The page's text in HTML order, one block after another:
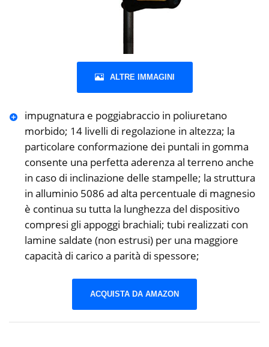
ALTRE IMMAGINI
impugnatura e poggiabraccio in poliuretano
morbido; 14 livelli di regolazione in altezza; la
particolare conformazione dei puntali in gomma
consente una perfetta aderenza al terreno anche
in caso di inclinazione delle stampelle; la struttura
in alluminio 5086 ad alta percentuale di magnesio
è continua su tutta la lunghezza del dispositivo
compresi gli appoggi brachiali; tubi realizzati con
lamine saldate (non estrusi) per una maggiore
capacità di carico a parità di spessore;
ACQUISTA DA AMAZON